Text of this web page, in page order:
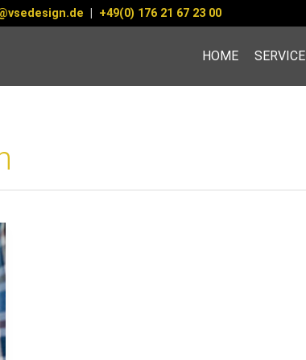
| +49(0) 176 21 67 23 00
HOME SERVICE